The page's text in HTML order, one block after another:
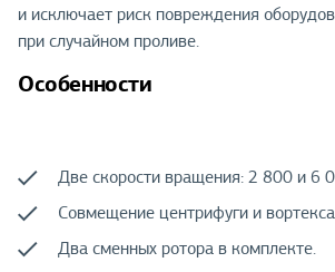
и исключает риск повреждения
при случайном проливе.
Особенности
Две скорости вращения: 2 800 и 6
Совмещение центрифуги и
Два сменных ротора в комплекте.